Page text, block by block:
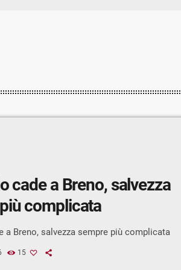
cade a Breno, salvezza
complicata
a Breno, salvezza sempre più complicata
15